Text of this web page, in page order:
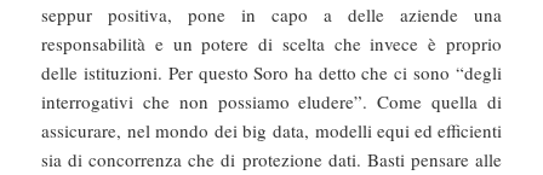
seppur positiva, pone in capo a delle aziende una
responsabilità e un potere di scelta che invece è proprio
delle istituzioni. Per questo Soro ha detto che ci sono “degli
interrogativi che non possiamo eludere”. Come quella di
assicurare, nel mondo dei big data, modelli equi ed efficienti
sia di concorrenza che di protezione dati. Basti pensare alle